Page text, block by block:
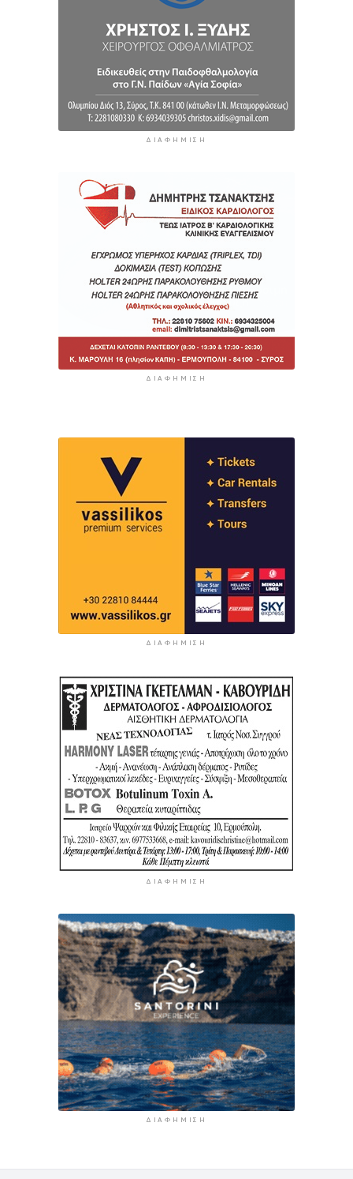
τον Ινφαντίνο να παραιτηθεί από τη FIFA
13 ώρες 33 λεπτά πρίν
ΔΙΑΦΉΜΙΣΗ
ΔΙΑΦΉΜΙΣΗ
ΔΙΑΦΉΜΙΣΗ
ΔΙΑΦΉΜΙΣΗ
ΔΙΑΦΉΜΙΣΗ